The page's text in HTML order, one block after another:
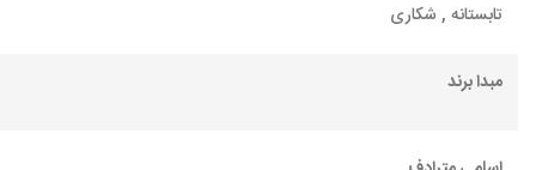
تابستانه , شکاری
مبدا برند